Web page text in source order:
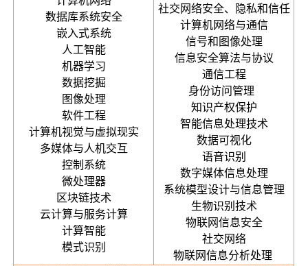
数据库系统安全
嵌入式系统
人工智能
机器学习
数据挖掘
图像处理
软件工程
计算机视觉与虚拟现实
多媒体与人机交互
控制系统
微处理器
区块链技术
云计算与服务计算
计算智能
模式识别
社交网络安全、隐私和信任
计算机网络与通信
信号和图像处理
信息安全算法与协议
通信工程
身份访问管理
知识产权保护
智能信息处理技术
数据可视化
语音识别
数字媒体信息处理
系统模型设计与信息管理
生物识别技术
物联网信息安全
社交网络
物联网信息分析处理